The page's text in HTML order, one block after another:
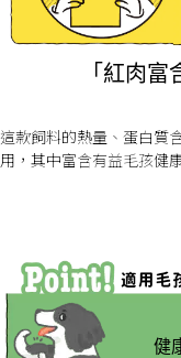
「紅肉
這款飼料的熱量、蛋白質
用，其中富含有益毛孩健
健